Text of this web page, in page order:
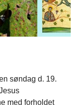
søndag d. 19.
med forholdet